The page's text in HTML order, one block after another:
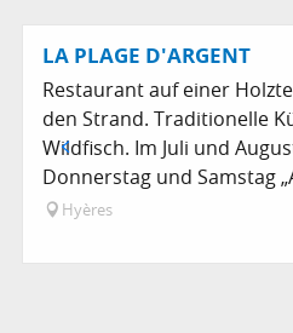
LA PLAGE D'ARGENT
Restaurant auf einer
den Strand. Traditionelle
Wildfisch. Im Juli und
Donnerstag und Samstag
Hyères